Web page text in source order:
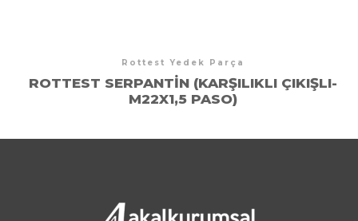
Rottest Yedek Parça
ROTTEST SERPANTIN (KARŞILIKLI ÇIKIŞLI-
M22X1,5 PASO)